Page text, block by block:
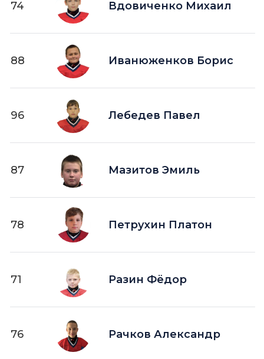
74 Вдовиченко Михаил
88 Иванюженков Борис
96 Лебедев Павел
87 Мазитов Эмиль
78 Петрухин Платон
71 Разин Фёдор
76 Рачков Александр